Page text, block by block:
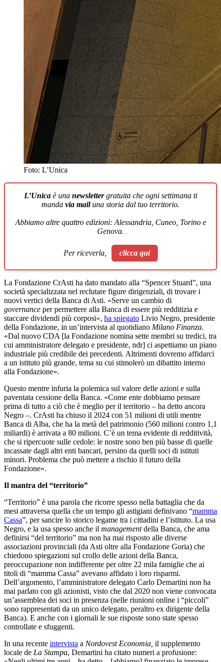
Foto: L’Unica
L’Unicaè una newslettergratuita che ogni settimana ti
manda via mailuna storia dal tuo territorio.
Abbiamo altre quattro edizioni: Alessandria, Cuneo, Torino e
Genova.
Per riceverla, clicca qui
La Fondazione CrAsti ha dato mandato alla “Spencer Stuard”, una
società specializzata nel reclutare figure dirigenziali, di trovare i
nuovi vertici della Banca di Asti. «Serve un cambio di
governance per permettere alla Banca di essere più redditizia e
staccare dividendi più corposi», ha spiegato Livio Negro, presidente
della Fondazione, in un’intervista al quotidiano Milano Finanza.
«Dal nuovo CDA [la Fondazione nomina sette membri su tredici, tra
cui amministratore delegato e presidente, ndr] ci aspettiamo un piano
industriale più credibile dei precedenti. Altrimenti dovremo affidarci
a un istituto più grande, tema su cui stimolerò un dibattito interno
alla Fondazione».
Questo mentre infuria la polemica sul valore delle azioni e sulla
paventata cessione della Banca. «Come ente dobbiamo pensare
prima di tutto a ciò che è meglio per il territorio – ha detto ancora
Negro –. CrAsti ha chiuso il 2024 con 51 milioni di utili mentre
Banca di Alba, che ha la metà del patrimonio (560 milioni contro 1,1
miliardi) è arrivata a 80 milioni. C’è un tema evidente di redditività,
che si ripercuote sulle cedole: le nostre sono ben più basse di quelle
incassate dagli altri enti bancari, persino da quelli soci di istituti
minori. Problema che può mettere a rischio il futuro della
Fondazione».
Il mantra del “territorio”
“Territorio” è una parola che ricorre spesso nella battaglia che da
mesi attraversa quella che un tempo gli astigiani definivano “mamma
Cassa”, per sancire lo storico legame tra i cittadini e l’istituto. La usa
Negro, e la usa spesso anche il managementdella Banca, che ama
definirsi “del territorio” ma non ha mai risposto alle diverse
associazioni provinciali (da Asti oltre alla Fondazione Goria) che
chiedono spiegazioni sul crollo delle azioni della Banca,
preoccupazione non indifferente per oltre 22 mila famiglie che ai
titoli di “mamma Cassa” avevano affidato i loro risparmi.
Dell’argomento, l’amministratore delegato Carlo Demartini non ha
mai parlato con gli azionisti, visto che dal 2020 non viene convocata
un’assemblea dei soci in presenza (nelle riunioni online i “piccoli”
sono rappresentati da un unico delegato, peraltro ex dirigente della
Banca). E anche con i giornali le sue risposte sono state spesso
controllate e sfuggenti.
In una recente intervista a Nordovest Economia, il supplemento
locale de La Stampa, Demartini ha citato numeri a profusione: